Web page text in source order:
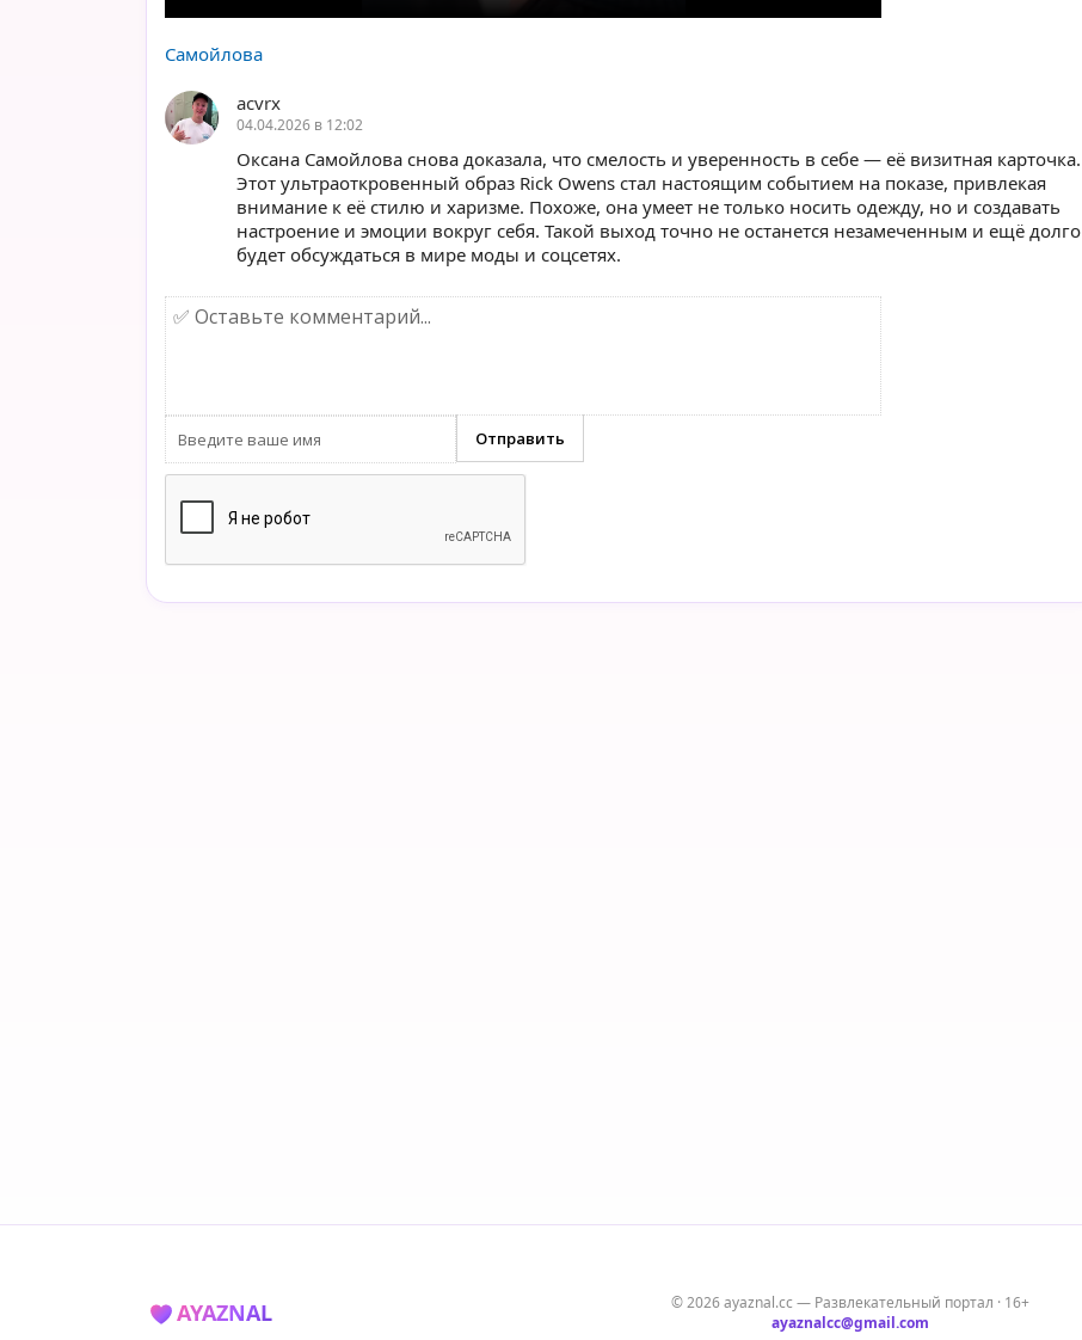
Самойлова
acvrx
04.04.2026 в 12:02
Оксана Самойлова снова доказала, что смелость и уверенность в себе — её визитная карточка.
Этот ультраоткровенный образ Rick Owens стал настоящим событием на показе, привлекая
внимание к её стилю и харизме. Похоже, она умеет не только носить одежду, но и создавать
настроение и эмоции вокруг себя. Такой выход точно не останется незамеченным и ещё долго
будет обсуждаться в мире моды и соцсетях.
AYAZNAL
© 2026 ayaznal.cc — Развлекательный портал · 16+
ayaznalcc@gmail.com